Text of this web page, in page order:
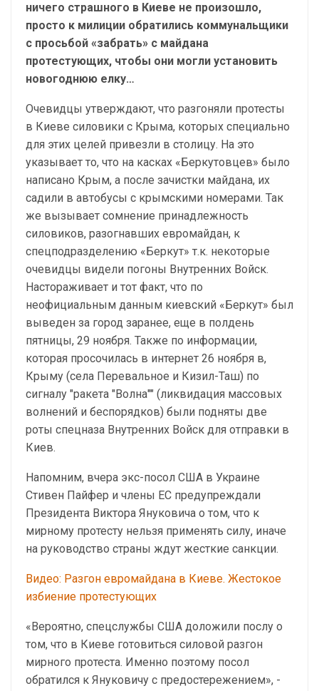
ничего страшного в Киеве не произошло,
просто к милиции обратились коммунальщики
с просьбой «забрать» с майдана
протестующих, чтобы они могли установить
новогоднюю елку…
Очевидцы утверждают, что разгоняли протесты
в Киеве силовики с Крыма, которых специально
для этих целей привезли в столицу. На это
указывает то, что на касках «Беркутовцев» было
написано Крым, а после зачистки майдана, их
садили в автобусы с крымскими номерами. Так
же вызывает сомнение принадлежность
силовиков, разогнавших евромайдан, к
спецподразделению «Беркут» т.к. некоторые
очевидцы видели погоны Внутренних Войск.
Настораживает и тот факт, что по
неофициальным данным киевский «Беркут» был
выведен за город заранее, еще в полдень
пятницы, 29 ноября. Также по информации,
которая просочилась в интернет 26 ноября в,
Крыму (села Перевальное и Кизил-Таш) по
сигналу "ракета "Волна"" (ликвидация массовых
волнений и беспорядков) были подняты две
роты спецназа Внутренних Войск для отправки в
Киев.
Напомним, вчера экс-посол США в Украине
Стивен Пайфер и члены ЕС предупреждали
Президента Виктора Януковича о том, что к
мирному протесту нельзя применять силу, иначе
на руководство страны ждут жесткие санкции.
Видео: Разгон евромайдана в Киеве. Жестокое
избиение протестующих
«Вероятно, спецслужбы США доложили послу о
том, что в Киеве готовиться силовой разгон
мирного протеста. Именно поэтому посол
обратился к Януковичу с предостережением», -